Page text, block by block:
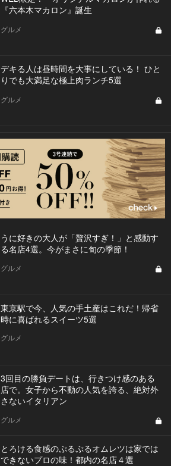
『六本木マカロン』誕生
グルメ
デキる人は昼時間を大事にしている！ ひと
りでも大満足な極上肉ランチ5選
グルメ
うに好きの大人が「贅沢すぎ！」と感動す
る名店4選。今がまさに旬の季節！
グルメ
東京駅で今、人気の手土産はこれだ！帰省
時に喜ばれるスイーツ5選
グルメ
3回目の勝負デートは、行きつけ感のある
店で。女子から不動の人気を誇る、絶対外
さないイタリアン
グルメ
とろける食感のぷるぷるオムレツは家では
できないプロの味！都内の名店４選